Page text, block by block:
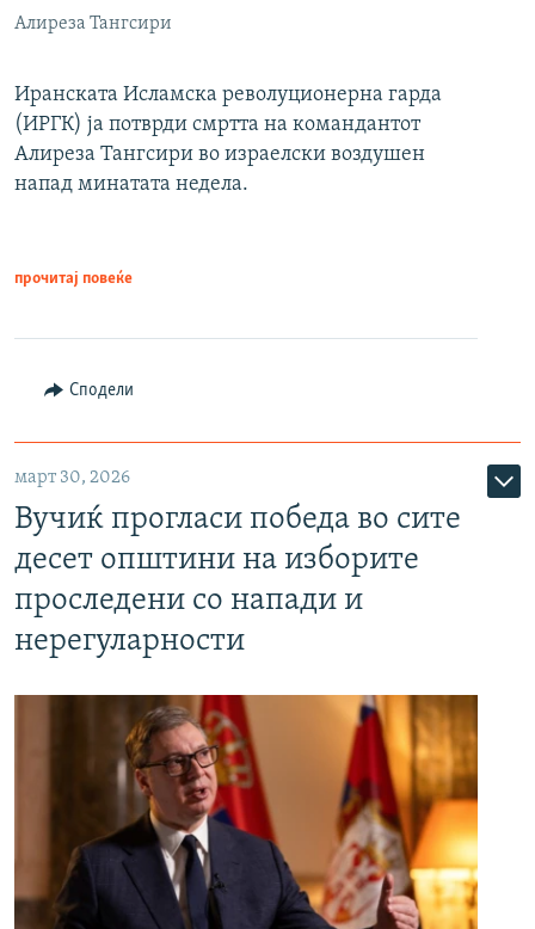
Алиреза Тангсири
Иранската Исламска револуционерна гарда
(ИРГК) ја потврди смртта на командантот
Алиреза Тангсири во израелски воздушен
напад минатата недела.
прочитај повеќе
Сподели
март 30, 2026
Вучиќ прогласи победа во сите
десет општини на изборите
проследени со напади и
нерегуларности